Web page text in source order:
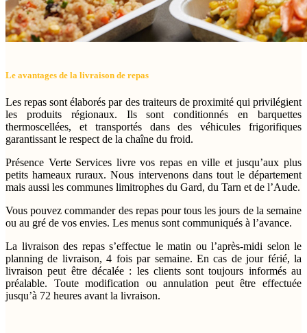
Le avantages de la livraison de repas
Les repas sont élaborés par des traiteurs de proximité qui privilégient
les produits régionaux. Ils sont conditionnés en barquettes
thermoscellées, et transportés dans des véhicules frigorifiques
garantissant le respect de la chaîne du froid.
Présence Verte Services livre vos repas en ville et jusqu’aux plus
petits hameaux ruraux. Nous intervenons dans tout le département
mais aussi les communes limitrophes du Gard, du Tarn et de l’Aude.
Vous pouvez commander des repas pour tous les jours de la semaine
ou au gré de vos envies. Les menus sont communiqués à l’avance.
La livraison des repas s’effectue le matin ou l’après-midi selon le
planning de livraison, 4 fois par semaine. En cas de jour férié, la
livraison peut être décalée : les clients sont toujours informés au
préalable. Toute modification ou annulation peut être effectuée
jusqu’à 72 heures avant la livraison.